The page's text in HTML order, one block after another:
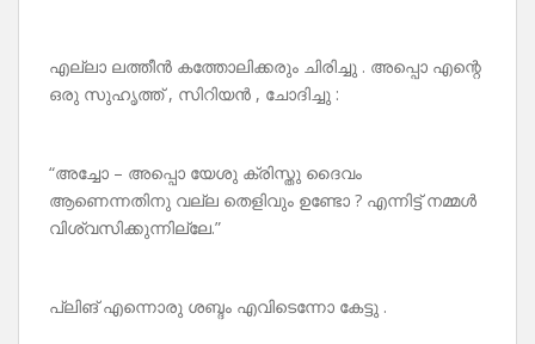
എല്ലാ ലത്തീൻ കത്തോലിക്കരും ചിരിച്ചു . അപ്പൊ എന്റെ
ഒരു സുഹൃത്ത് , സിറിയൻ , ചോദിച്ചു :
“അച്ചോ – അപ്പൊ യേശു ക്രിസ്തു ദൈവം
ആണെന്നതിനു വല്ല തെളിവും ഉണ്ടോ ? എന്നിട്ട് നമ്മൾ
വിശ്വസിക്കുന്നില്ലേ.”
പ്ലിങ് എന്നൊരു ശബ്ദം എവിടെന്നോ കേട്ടു .